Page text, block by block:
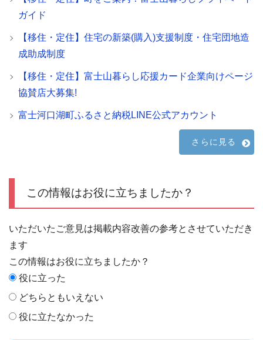
ガイド
【移住・定住】住宅の新築(購入)支援制度・住宅団地造
成助成制度
【移住・定住】富士山暮らし応援カード企業向けページ
協賛店大募集!
富士河口湖町ふるさと納税LINE公式アカウント
さらに見る
この情報はお役に立ちましたか？
いただいたご意見は掲載内容改善の参考とさせていただき
ます
この情報はお役に立ちましたか？
役に立った
どちらともいえない
役に立たなかった